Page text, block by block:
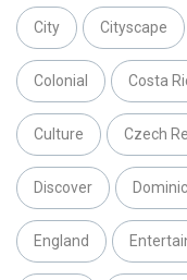
City Cityscape
Colonial Costa
Culture Czech
Discover
England